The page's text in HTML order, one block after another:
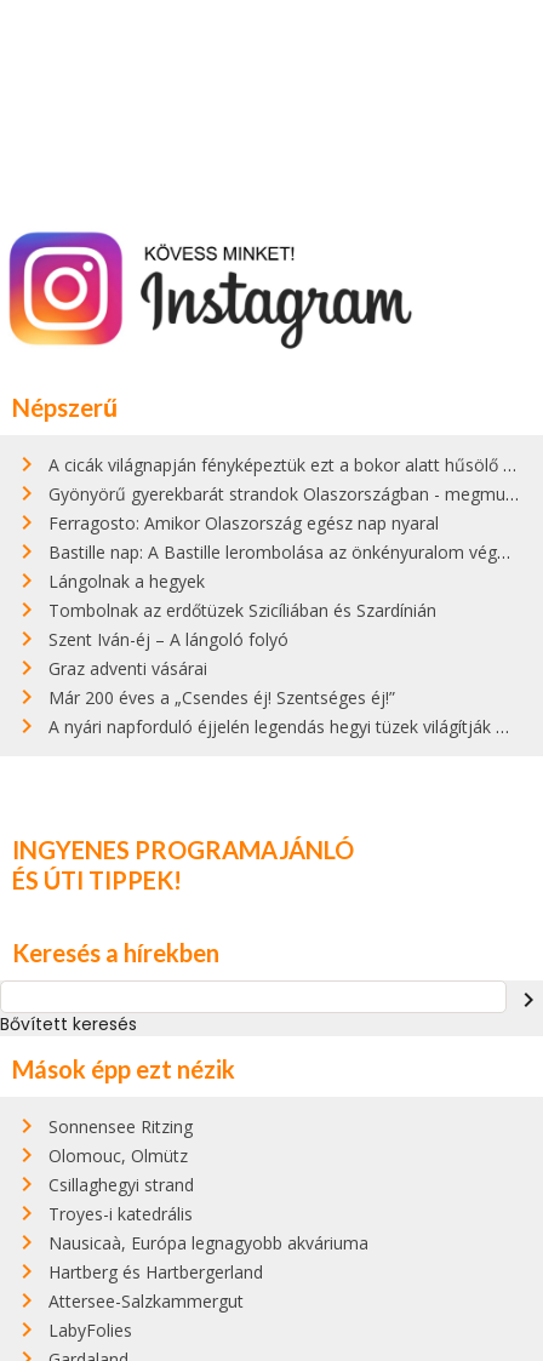
Népszerű
A cicák világnapján fényképeztük ezt a bokor alatt hűsölő cicát Kisorosziban
Gyönyörű gyerekbarát strandok Olaszországban - megmutatjuk a 15 legjobbat
Ferragosto: Amikor Olaszország egész nap nyaral
Bastille nap: A Bastille lerombolása az önkényuralom végét jelentette
Lángolnak a hegyek
Tombolnak az erdőtüzek Szicíliában és Szardínián
Szent Iván-éj – A lángoló folyó
Graz adventi vásárai
Már 200 éves a „Csendes éj! Szentséges éj!”
A nyári napforduló éjjelén legendás hegyi tüzek világítják meg Zugspitzét
INGYENES PROGRAMAJÁNLÓ
ÉS ÚTI TIPPEK!
Keresés a hírekben
navigate_next
Bővített keresés
Mások épp ezt nézik
Sonnensee Ritzing
Olomouc, Olmütz
Csillaghegyi strand
Troyes-i katedrális
Nausicaà, Európa legnagyobb akváriuma
Hartberg és Hartbergerland
Attersee-Salzkammergut
LabyFolies